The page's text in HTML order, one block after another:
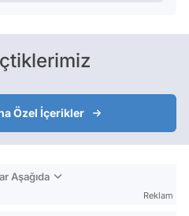
Özel İçerikler
Aşağıda
Reklam